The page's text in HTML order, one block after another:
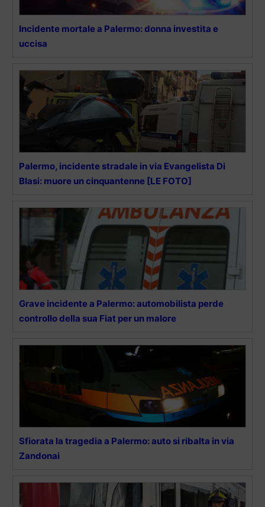
Incidente mortale a Palermo: donna investita e
uccisa
Palermo, incidente stradale in via Evangelista Di
Blasi: muore un cinquantenne [LE FOTO]
Grave incidente a Palermo: automobilista perde
controllo della sua Fiat per un malore
Sfiorata la tragedia a Palermo: auto si ribalta in via
Zandonai